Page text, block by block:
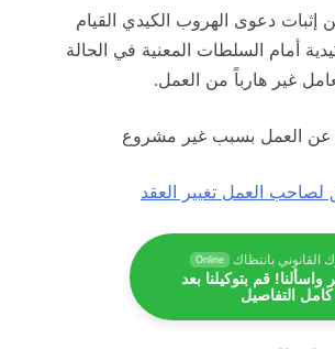
دعوى الهروب الكيدي القيام
أمام السلطات المعنية في الحالة
غير هارباً من العمل.
عن العمل بسبب غير مشروع
العمل تغيير العقد
بانتظاك Online
واسألنا! قم بتوكيلنا بعد
التفاصيل